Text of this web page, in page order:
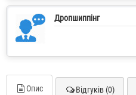
Дропшиппінг
Опис Відгуків (0)